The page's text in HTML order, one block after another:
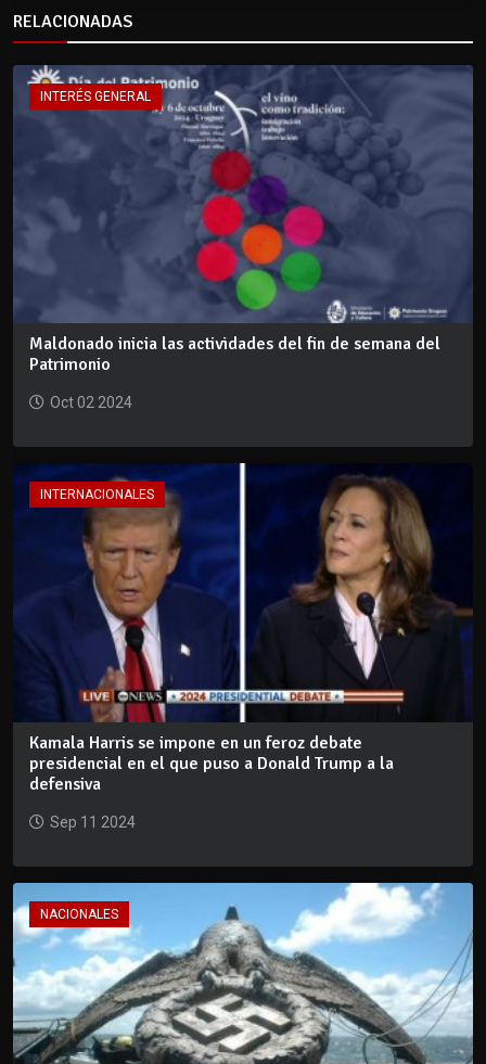
RELACIONADAS
INTERÉS GENERAL
Maldonado inicia las actividades del fin de semana del
Patrimonio
Oct 02 2024
INTERNACIONALES
Kamala Harris se impone en un feroz debate
presidencial en el que puso a Donald Trump a la
defensiva
Sep 11 2024
NACIONALES